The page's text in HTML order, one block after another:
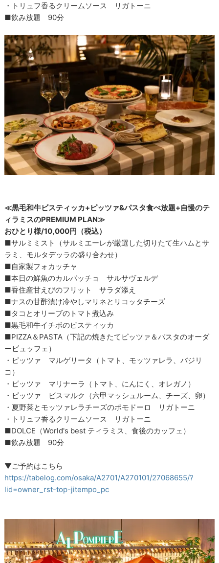
・トリュフ香るクリームソース リガトーニ
■飲み放題 90分
≪黒毛和牛ビスティッカ+ピッツァ&パスタ食べ放題+自慢のテ
ィラミスのPREMIUM PLAN≫
おひとり様/10,000円（税込）
■サルミミスト（サルミエーレが厳選した切りたて生ハムとサ
ラミ、モルタデッラの盛り合わせ）
■自家製フォカッチャ
■本日の鮮魚のカルパッチョ サルサヴェルデ
■香住産甘えびのフリット サラダ添え
■ナスの甘酢漬け冷やしマリネとリコッタチーズ
■タコとオリーブのトマト煮込み
■黒毛和牛イチボのビスティッカ
■PIZZA＆PASTA（下記の焼きたてピッツァ＆パスタのオーダ
ービュッフェ）
・ピッツァ マルゲリータ（トマト、モッツァレラ、バジリ
コ）
・ピッツァ マリナーラ（トマト、にんにく、オレガノ）
・ピッツァ ビスマルク（六甲マッシュルーム、チーズ、卵）
・夏野菜とモッツァレラチーズのポモドーロ リガトーニ
・トリュフ香るクリームソース リガトーニ
■DOLCE（World's best ティラミス、食後のカッフェ）
■飲み放題 90分
▼ご予約はこちら
https://tabelog.com/osaka/A2701/A270101/27068655/?
lid=owner_rst-top-jitempo_pc